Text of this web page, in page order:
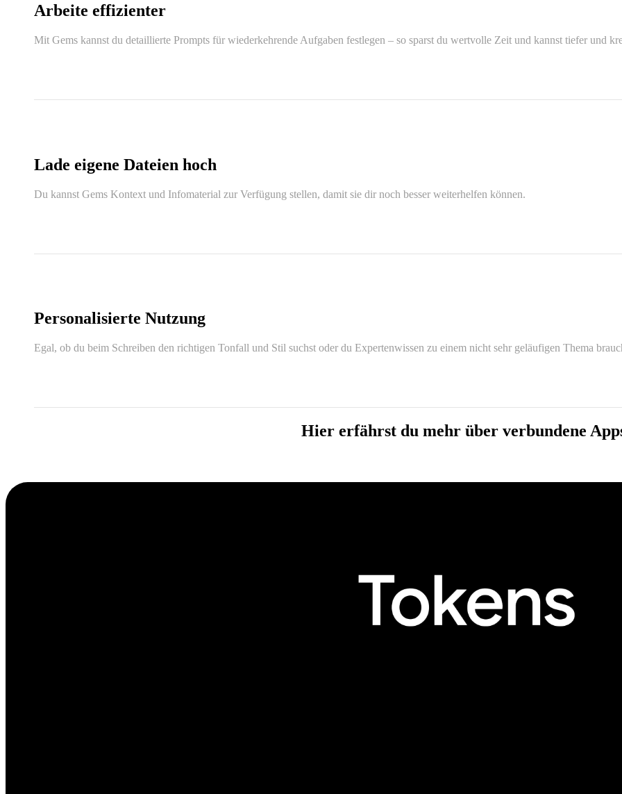
Arbeite effizienter
Mit Gems kannst du detaillierte Prompts für wiederkehrende Aufgaben festlegen – so sparst du wertvolle Zeit und kannst tiefer und
Lade eigene Dateien hoch
Du kannst Gems Kontext und Infomaterial zur Verfügung stellen, damit sie dir noch besser weiterhelfen können.
Personalisierte Nutzung
Egal, ob du beim Schreiben den richtigen Tonfall und Stil suchst oder du Expertenwissen zu einem nicht sehr geläufigen Thema
Hier erfährst du mehr über verbundene